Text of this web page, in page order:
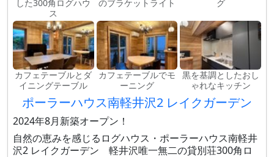
した300角ログハウ
ス
のブラケットライト
グ
カフェテーブルとダ
イニングテーブル
カフェテーブルでモ
ーニング
黒を基調としたおし
ゃれなキッチン
ポーラーハウス南軽井沢2 レイクガーデン
2024年8月新築オープン！
自然の恵みを感じるログハウス・ポーラーハウス南軽井
沢2 レイクガーデン 軽井沢唯一無二の貸別荘300角ロ